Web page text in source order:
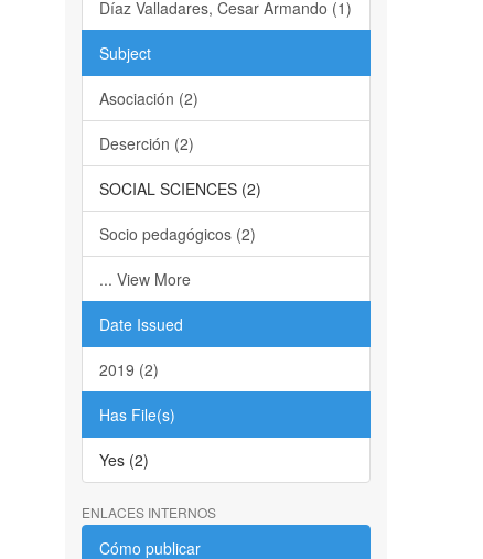
Díaz Valladares, Cesar Armando (1)
Subject
Asociación (2)
Deserción (2)
SOCIAL SCIENCES (2)
Socio pedagógicos (2)
... View More
Date Issued
2019 (2)
Has File(s)
Yes (2)
ENLACES INTERNOS
Cómo publicar